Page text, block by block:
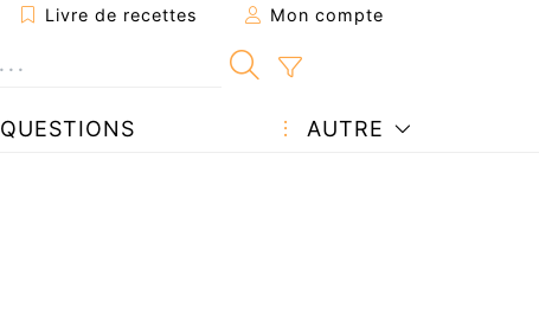
Livre de recettes Mon compte
QUESTIONS AUTRE